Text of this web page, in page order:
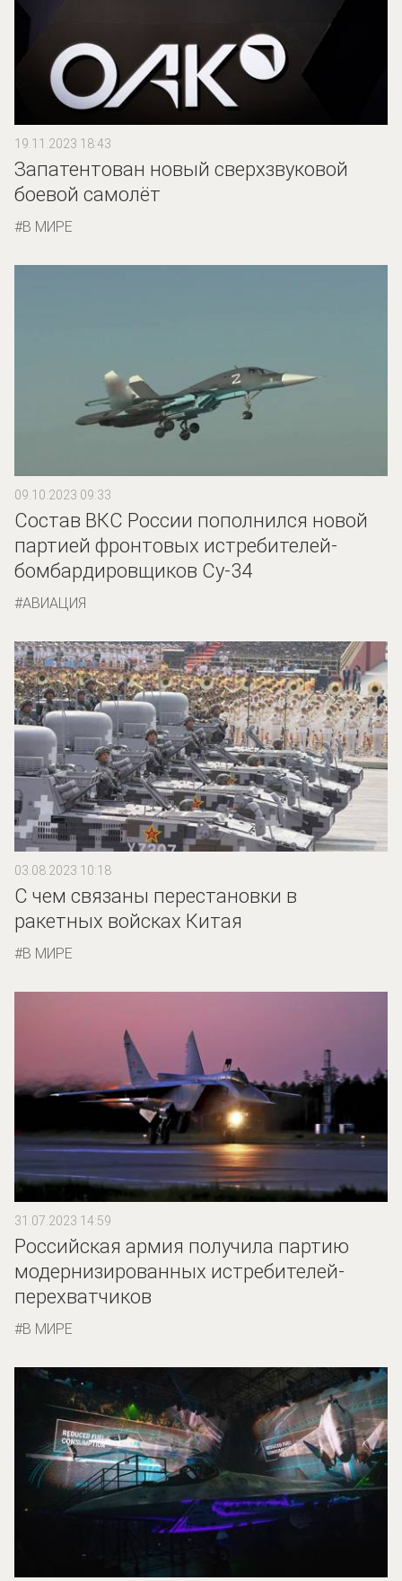
19.11.2023 18:43
Запатентован новый сверхзвуковой
боевой самолёт
В МИРЕ
09.10.2023 09:33
Состав ВКС России пополнился новой
партией фронтовых истребителей-
бомбардировщиков Су-34
АВИАЦИЯ
03.08.2023 10:18
С чем связаны перестановки в
ракетных войсках Китая
В МИРЕ
31.07.2023 14:59
Российская армия получила партию
модернизированных истребителей-
перехватчиков
В МИРЕ